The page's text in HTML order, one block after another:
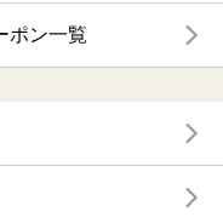
ポン一覧